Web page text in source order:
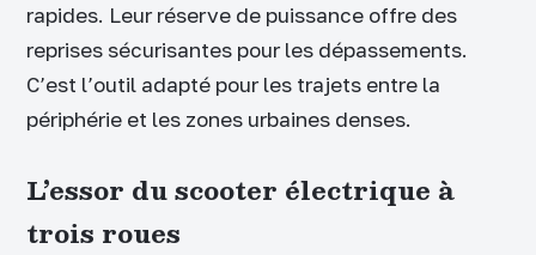
rapides. Leur réserve de puissance offre des
reprises sécurisantes pour les dépassements.
C’est l’outil adapté pour les trajets entre la
périphérie et les zones urbaines denses.
L’essor du scooter électrique à
trois roues